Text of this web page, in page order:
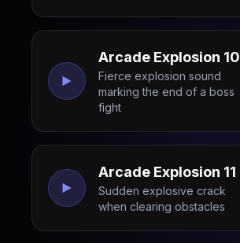
Arcade Explosion 10
Fierce explosion sound
marking the end of a boss
fight
Arcade Explosion 11
Sudden explosive crack
when clearing obstacles